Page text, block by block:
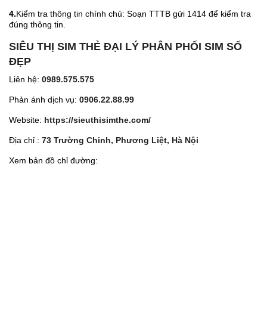
4.Kiểm tra thông tin chính chủ: Soạn TTTB gửi 1414 để kiểm tra
đúng thông tin.
SIÊU THỊ SIM THẺ ĐẠI LÝ PHÂN PHỐI SIM SỐ
ĐẸP
Liên hệ: 0989.575.575
Phản ánh dịch vụ: 0906.22.88.99
Website: https://sieuthisimthe.com/
Địa chỉ : 73 Trường Chinh, Phương Liệt, Hà Nội
Xem bản đồ chỉ đường: